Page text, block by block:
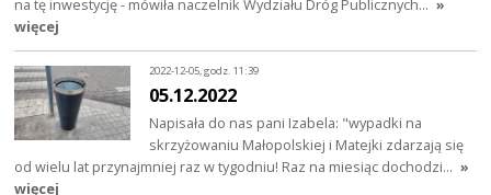
na tę inwestycję - mówiła naczelnik Wydziału Dróg Publicznych… »
więcej
2022-12-05, godz. 11:39
05.12.2022
Napisała do nas pani Izabela: "wypadki na
skrzyżowaniu Małopolskiej i Matejki zdarzają się
od wielu lat przynajmniej raz w tygodniu! Raz na miesiąc dochodzi… »
więcej